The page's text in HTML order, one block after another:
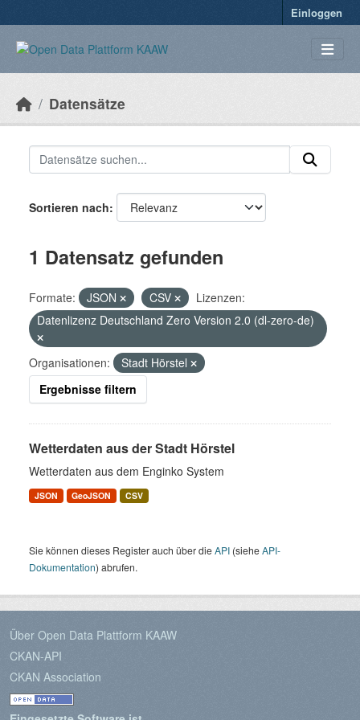
Einloggen
Datensätze
Sortieren nach
1 Datensatz gefunden
Formate: JSON CSV
Lizenzen:
Datenlizenz Deutschland Zero Version 2.0 (dl-zero-de)
Organisationen:
Stadt Hörstel
Ergebnisse filtern
Wetterdaten aus der Stadt Hörstel
Wetterdaten aus dem Enginko System
JSON GeoJSON CSV
Sie können dieses Register auch über dieAPI (sieheAPI-
Dokumentation) abrufen.
Über Open Data Plattform KAAW
CKAN-API
CKAN Association